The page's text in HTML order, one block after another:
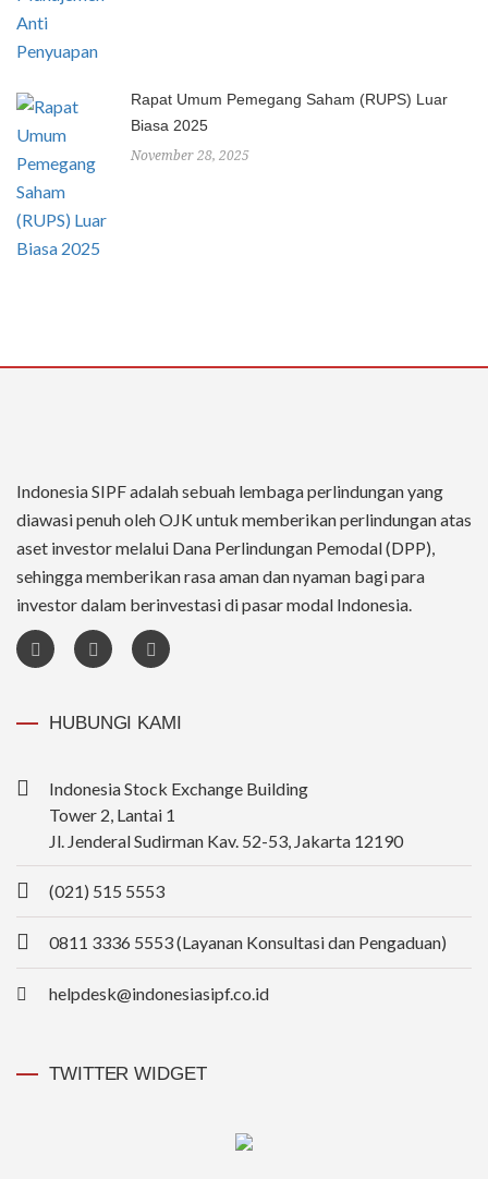
Rapat Umum Pemegang Saham (RUPS) Luar
Biasa 2025
November 28, 2025
Indonesia SIPF adalah sebuah lembaga perlindungan yang
diawasi penuh oleh OJK untuk memberikan perlindungan atas
aset investor melalui Dana Perlindungan Pemodal (DPP),
sehingga memberikan rasa aman dan nyaman bagi para
investor dalam berinvestasi di pasar modal Indonesia.
HUBUNGI KAMI
Indonesia Stock Exchange Building
Tower 2, Lantai 1
Jl. Jenderal Sudirman Kav. 52-53, Jakarta 12190
(021) 515 5553
0811 3336 5553 (Layanan Konsultasi dan Pengaduan)
helpdesk@indonesiasipf.co.id
TWITTER WIDGET